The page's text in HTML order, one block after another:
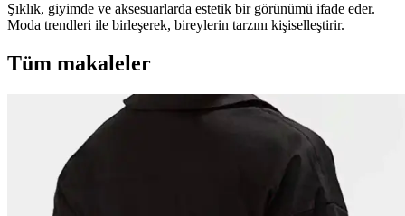
Şıklık, giyimde ve aksesuarlarda estetik bir görünümü ifade eder.
Moda trendleri ile birleşerek, bireylerin tarzını kişiselleştirir.
Tüm makaleler